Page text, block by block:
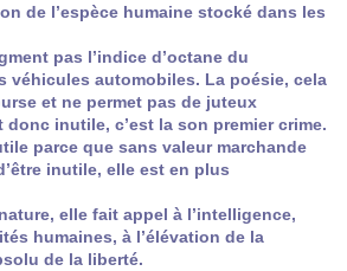
de l’espèce humaine stocké dans les
pas l’indice d’octane du
véhicules automobiles. La poésie, cela
et ne permet pas de juteux
donc inutile, c’est la son premier crime.
parce que sans valeur marchande
inutile, elle est en plus
elle fait appel à l’intelligence,
humaines, à l’élévation de la
de la liberté.